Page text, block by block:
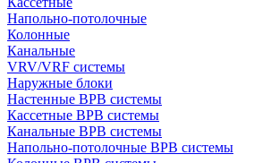
Напольно-потолочные
Колонные
Канальные
VRV/VRF системы
Наружные блоки
Настенные ВРВ системы
Кассетные ВРВ системы
Канальные ВРВ системы
Напольно-потолочные ВРВ системы